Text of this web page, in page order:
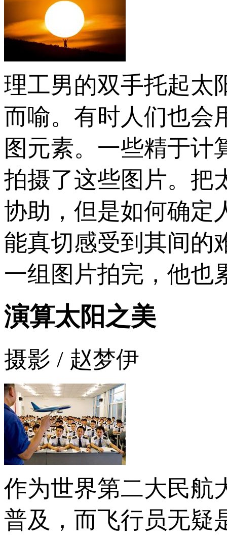
理工男的双手托起太
而喻。有时人们也会
图元素。一些精于计
拍摄了这些图片。把
协助，但是如何确定
能真切感受到其间的
一组图片拍完，他也
演算太阳之美
摄影 / 赵梦伊
作为世界第二大民航
普及，而飞行员无疑